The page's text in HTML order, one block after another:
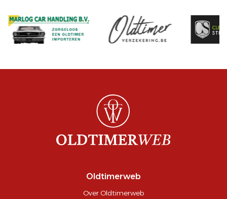
Oldtimerweb
Over Oldtimerweb